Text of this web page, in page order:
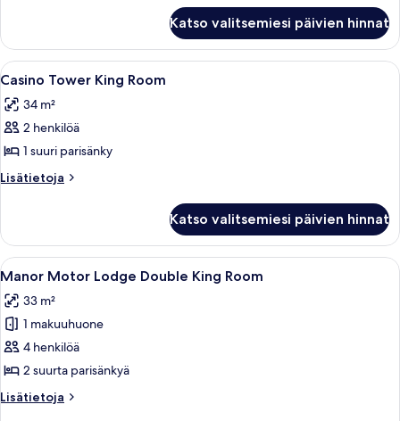
kuvat
Double
Queen
Room
Katso valitsemiesi päivien hinnat
Avaa
kaikki
huonetyypin
Casino
Tower
King
Hotellihuone, jossa on suuri sänky,
4
Casino Tower King Room
34 m²
2 henkilöä
1 suuri parisänky
Lisätietoja
Lisätietoja
King
Room
Katso valitsemiesi päivien hinnat
Avaa
kaikki
huonetyypin
Manor
Motor
Lodge
Double
King
Hotellihuoneessa on suuri sänky,
3
Manor Motor Lodge Double King Room
33 m²
1 makuuhuone
4 henkilöä
2 suurta parisänkyä
Lisätietoja
Lisätietoja